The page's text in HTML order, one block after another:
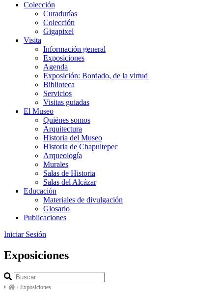
Colección
Curadurías
Colección
Gigapixel
Visita
Información general
Exposiciones
Agenda
Exposición: Bordado, de la virtud
Biblioteca
Servicios
Visitas guiadas
El Museo
Quiénes somos
Arquitectura
Historia del Museo
Historia de Chapultepec
Arqueología
Murales
Salas de Historia
Salas del Alcázar
Educación
Materiales de divulgación
Glosario
Publicaciones
Iniciar Sesión
Exposiciones
/ Exposiciones